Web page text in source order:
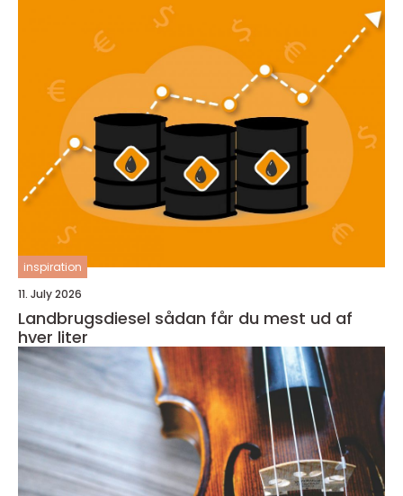
inspiration
11. July 2026
Landbrugsdiesel sådan får du mest ud af
hver liter